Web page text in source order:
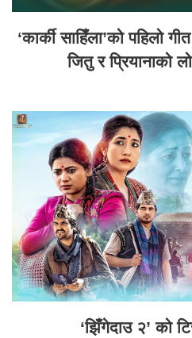
‘कार्की साहिँला’को पहिलो
जितु र प्रियानाको
‘झिँगेदाउ २’ को